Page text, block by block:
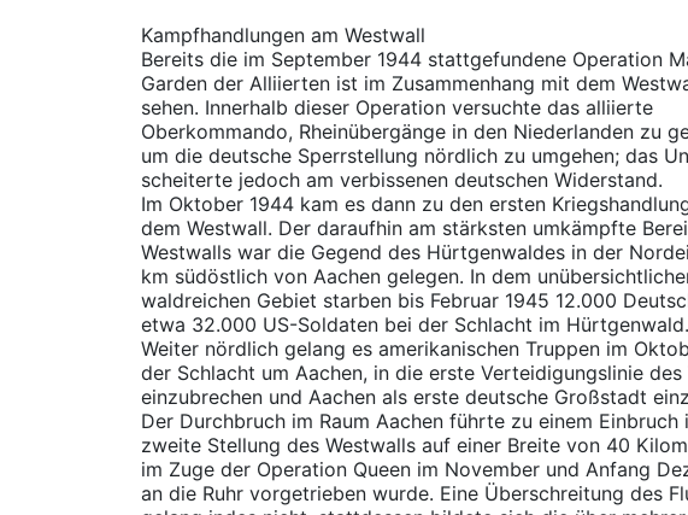
Kampfhandlungen am Westwall
Bereits die im September 1944 stattgefundene Operation
Garden der Alliierten ist im Zusammenhang mit dem
sehen. Innerhalb dieser Operation versuchte das alliierte
Oberkommando, Rheinübergänge in den Niederlanden zu
um die deutsche Sperrstellung nördlich zu umgehen; das
scheiterte jedoch am verbissenen deutschen Widerstand.
Im Oktober 1944 kam es dann zu den ersten
dem Westwall. Der daraufhin am stärksten umkämpfte
Westwalls war die Gegend des Hürtgenwaldes in der
km südöstlich von Aachen gelegen. In dem
waldreichen Gebiet starben bis Februar 1945 12.000
etwa 32.000 US-Soldaten bei der Schlacht im Hürtgenwald.
Weiter nördlich gelang es amerikanischen Truppen im
der Schlacht um Aachen, in die erste Verteidigungslinie des
einzubrechen und Aachen als erste deutsche Großstadt
Der Durchbruch im Raum Aachen führte zu einem Einbruch
zweite Stellung des Westwalls auf einer Breite von 40
im Zuge der Operation Queen im November und Anfang
an die Ruhr vorgetrieben wurde. Eine Überschreitung des